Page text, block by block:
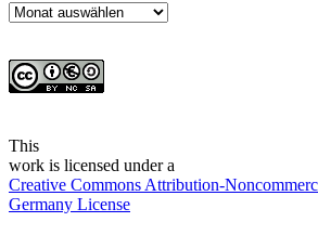
Archiv
This
work is licensed under a
Creative Commons Attribution-
Germany License